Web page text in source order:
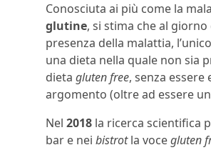
Conosciuta ai più come la
glutine, si stima che al
presenza della malattia,
una dieta nella quale non sia
dieta gluten free, senza
argomento (oltre ad essere
Nel 2018 la ricerca scientifica
bar e nei bistrotla vocegluten